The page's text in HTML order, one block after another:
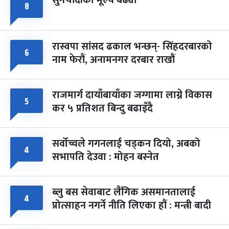
८ फागुपूर्णिमा
८
६ रास्वपा सांसद ढकाल भन्छन्- सिंहदरबारको
नाम फेरौं, अनामनगर दरबार राखौं
५ राजमार्ग दायाँबायाँका जग्गामा लाग्ने विकास
कर ५ प्रतिशत बिन्दु बढाइँदै
४ सर्वोच्चले गगनलाई चड्कन दियो, अबको
सभापति देउवा : मोहन बस्नेत
४ ब्लु बस सेवाबाट लैंगिक असमानतालाई
प्रोत्साहन नगर्ने नीति लिएका हौं : मन्त्री बादी